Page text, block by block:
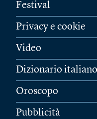
Festival
Privacy e cookie
Video
Dizionario italiano
Oroscopo
Pubblicità